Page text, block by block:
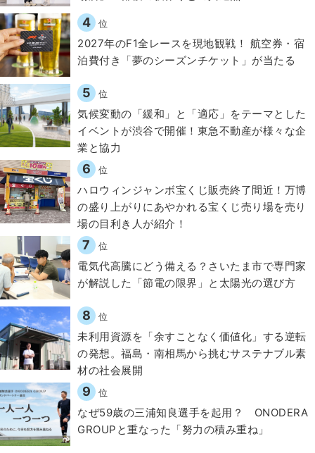
4 位
2027年のF1全レースを現地観戦！ 航空券・宿
泊費付き「夢のシーズンチケット」が当たる
5 位
気候変動の「緩和」と「適応」をテーマとした
イベントが渋谷で開催！東急不動産が様々な企
業と協力
6 位
ハロウィンジャンボ宝くじ販売終了間近！万博
の盛り上がりにあやかれる宝くじ売り場を売り
場の目利き人が紹介！
7 位
電気代高騰にどう備える？さいたま市で専門家
が解説した「節電の限界」と太陽光の選び方
8 位
​​未利用資源を「余すことなく価値化」する逆転
の発想。福島・南相馬から挑むサステナブル素
材の社会展開​
9 位
なぜ59歳の三浦知良選手を起用？ ONODERA
GROUPと重なった「努力の積み重ね」